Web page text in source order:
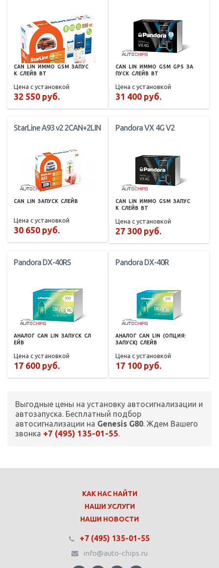
CAN LIN ИММО GSM ЗАПУС
К СЛЕЙВ BT
Цена с установкой
32 550 руб.
CAN LIN ИММО GSM GPS ЗА
ПУСК СЛЕЙВ BT
Цена с установкой
31 400 руб.
StarLine A93 v2 2CAN+2LIN
CAN LIN ЗАПУСК СЛЕЙВ
Цена с установкой
30 650 руб.
Pandora VX 4G V2
CAN LIN ИММО GSM ЗАПУС
К СЛЕЙВ BT
Цена с установкой
27 300 руб.
Pandora DX-40RS
АНАЛОГ CAN LIN ЗАПУСК СЛ
ЕЙВ
Цена с установкой
17 600 руб.
Pandora DX-40R
АНАЛОГ CAN LIN
(ОПЦИЯ:
ЗАПУСК) СЛЕЙВ
Цена с установкой
17 100 руб.
Выгодные цены на установку автосигнализации и
автозапуска. Бесплатный подбор
автосигнализации на Genesis G80. Ждем Вашего
звонка +7 (495) 135-01-55.
КАК НАС НАЙТИ
НАШИ УСЛУГИ
НАШИ НОВОСТИ
+7 (495) 135-01-55
info@auto-chips.ru